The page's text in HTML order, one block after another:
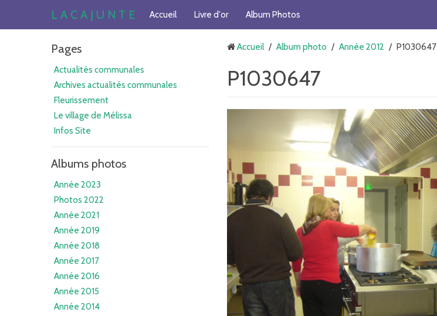
L A C A J U N T E Accueil Livre d'or Album Photos
Pages
Actualités communales
Archives actualités communales
Fleurissement
Le village de Mélissa
Infos Site
Albums photos
Année 2023
Photos 2022
Année 2021
Année 2019
Année 2018
Année 2017
Année 2016
Année 2015
Année 2014
Accueil / Album photo / Année 2012 / P1030647
P1030647